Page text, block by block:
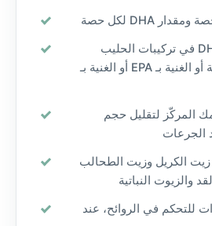
نسبة EPA إلى DHA في تركيبات الحليب
الصناعي المتوازنة أو الغنية بـ EPA أو الغنية بـ
المركّز لتقليل حجم
الجرعات
الكريل وزيت الطحالب
والزيوت النباتية
للتحكم في الروائح، عند